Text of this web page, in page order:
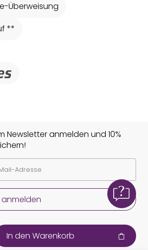
Überweisung
**
Newsletter anmelden und 10%
In den Warenkorb